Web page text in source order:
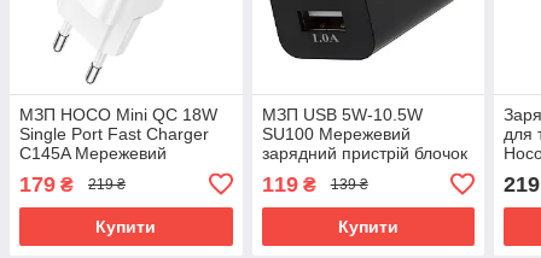
МЗП HOCO Mini QC 18W
Single Port Fast Charger
C145A Мережевий
зарядний пристрій блочок
адаптер для телефона
179 ₴ 219 ₴
Купити
МЗП USB 5W-10.5W
SU100 Мережевий
зарядний пристрій блочок
119₴ 139 ₴
Купити
для
219